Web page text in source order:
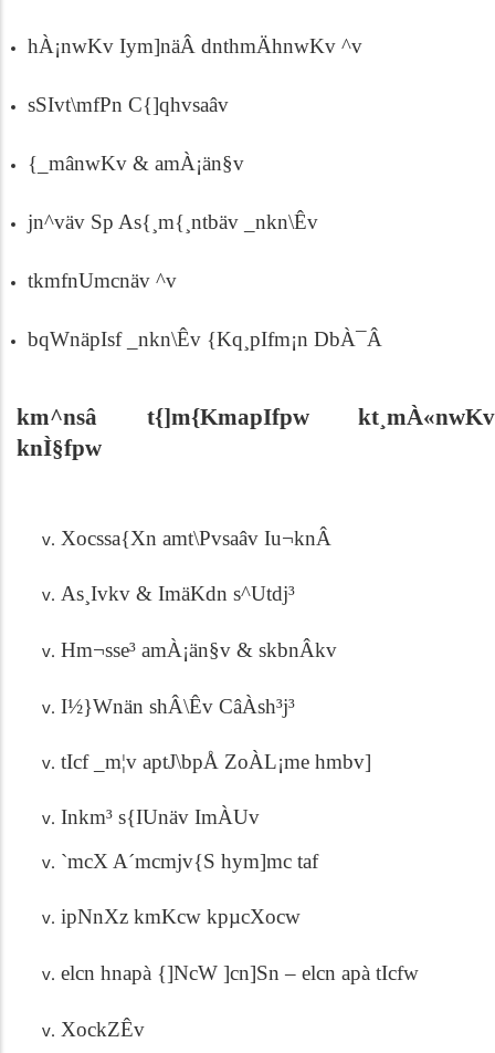
hÀ¡nwKv Iym]näÂ dnthmÄhnwKv ^­v
sSIvt\mfPn C{]qhvsaâv
{_mânwKv & amÀ¡än§v
jn^väv Sp As{¸m{¸ntbäv _nkn\Êv
tkmfnUmcnäv ^­v
bqWnäpIsf _nkn\Êv {Kq¸pIfm¡n DbÀ¯Â
km^nsâ t{]m{KmapIfpw kt¸mÀ«nwKv
knÌ§fpw
Xocssa{Xn amt\Pvsaâv Iu¬knÂ
As¸Ivkv & ImäKdn s^Utdj³
Hm¬sse³ amÀ¡än§v & skbnÂkv
I½}Wnän shÂ\Êv CâÀsh³j³
tIcf _m¦v aptJ\bpÅ ZoÀL¡me hmbv]
Inkm³ s{IUnäv ImÀUv
`mcX A´mcmjv{S hym]mc taf
ipNnXz kmKcw kpµcXocw
elcn hnapà {]NcW ]cn]Sn– elcn apà tIcfw
XockZÊv